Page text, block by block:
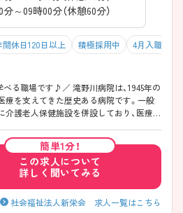
～09時00分（休憩60分）
間休日120日以上 積極採用中 4月入職可
べる職場です♪／ 滝野川病院は、1945年の
療を支えてきた歴史ある病院です。一般
介護老人保健施設を併設しており、医療か
科など幅広い診療に対応し、神経難病を
要な患者様の療養支援にも力を入れてい
も、一人ひとりとじっくり向き合う看護
。「年間休日122日」とお休みもしっかり
た医療を学びながら長く働きたい方にお
簡単1分！
この求人について
詳しく聞いてみる
社会福祉法人新栄会 求人一覧はこちら